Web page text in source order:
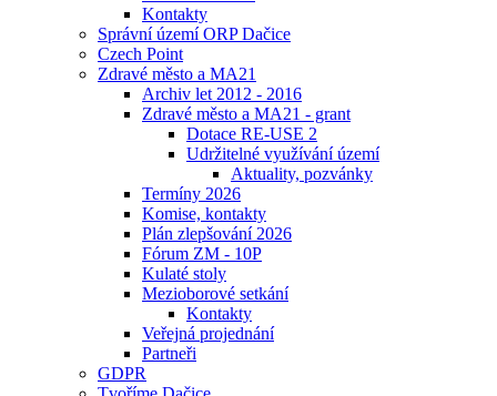
Kontakty
Správní území ORP Dačice
Czech Point
Zdravé město a MA21
Archiv let 2012 - 2016
Zdravé město a MA21 - grant
Dotace RE-USE 2
Udržitelné využívání území
Aktuality, pozvánky
Termíny 2026
Komise, kontakty
Plán zlepšování 2026
Fórum ZM - 10P
Kulaté stoly
Mezioborové setkání
Kontakty
Veřejná projednání
Partneři
GDPR